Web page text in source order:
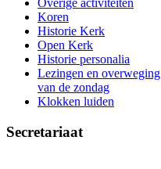
Overige activiteiten
Koren
Historie Kerk
Open Kerk
Historie personalia
Lezingen en overweging
van de zondag
Klokken luiden
Secretariaat